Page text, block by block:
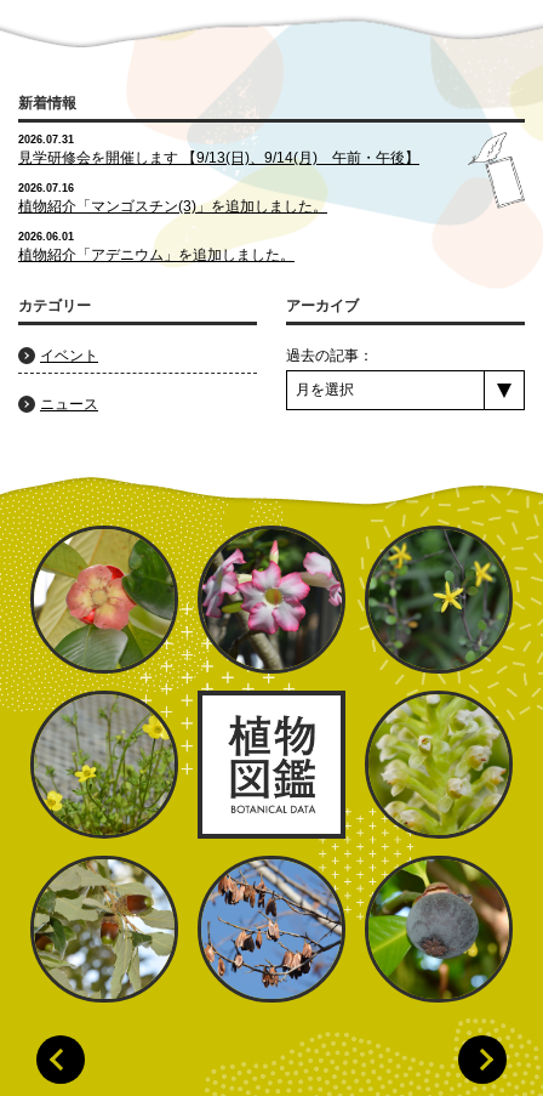
新着情報
2026.07.31
見学研修会を開催します 【9/13(日)、9/14(月) 午前・午後】
2026.07.16
植物紹介「マンゴスチン(3)」を追加しました。
2026.06.01
植物紹介「アデニウム」を追加しました。
カテゴリー
イベント
ニュース
アーカイブ
過去の記事：